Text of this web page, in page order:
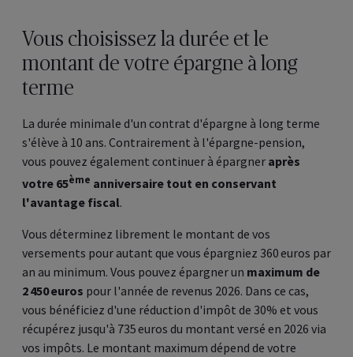
Vous choisissez la durée et le
montant de votre épargne à long
terme
La durée minimale d'un contrat d'épargne à long terme
s'élève à 10 ans. Contrairement à l'épargne-pension,
vous pouvez également continuer à épargner après
votre 65ème anniversaire tout en conservant
l'avantage fiscal.
Vous déterminez librement le montant de vos
versements pour autant que vous épargniez 360 euros par
an au minimum. Vous pouvez épargner un maximum de
2 450 euros pour l'année de revenus 2026. Dans ce cas,
vous bénéficiez d'une réduction d'impôt de 30% et vous
récupérez jusqu'à 735 euros du montant versé en 2026 via
vos impôts. Le montant maximum dépend de votre